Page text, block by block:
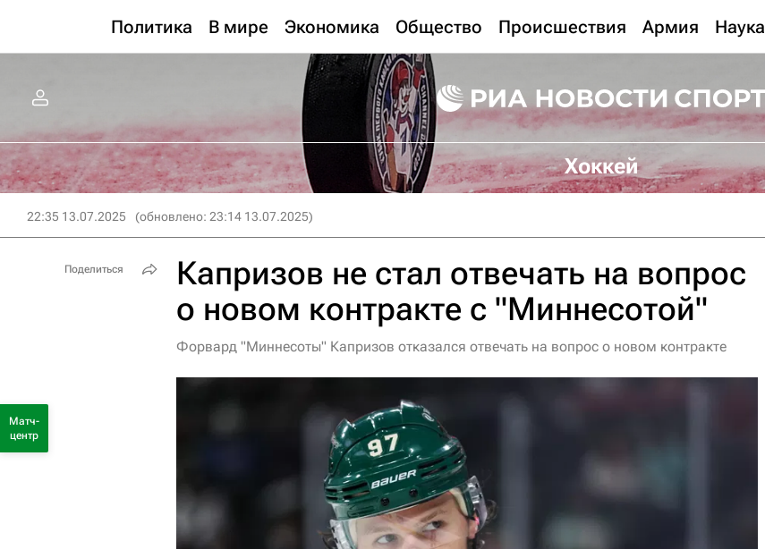
Политика В мире Экономика Общество Происшествия Армия Наука
Хоккей
22:35 13.07.2025 (обновлено: 23:14 13.07.2025)
Капризов не стал отвечать на вопрос
о новом контракте с "Миннесотой"
Форвард "Миннесоты" Капризов отказался отвечать на вопрос о новом контракте
Поделиться
Матч-
центр